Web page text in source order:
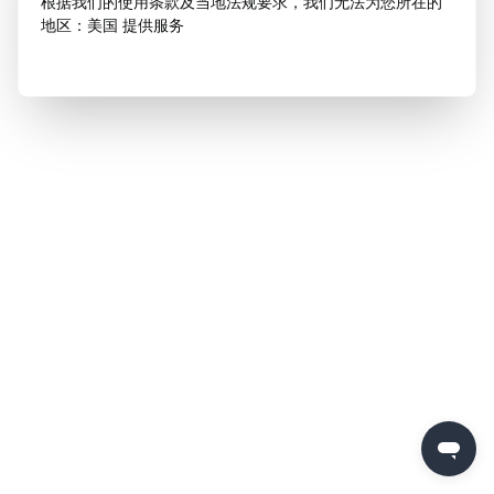
地区：美国 提供服务